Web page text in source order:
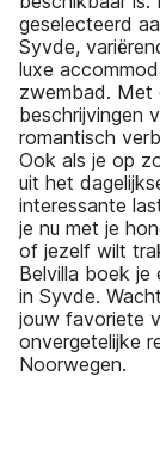
geselecteerd
Syvde,
luxe
zwembad. Met
beschrijvingen
romantisch
Ook als je op
uit het
interessante
je nu met je
of jezelf wilt
Belvilla boek je
in Syvde.
jouw favoriete
onvergetelijke
Noorwegen.